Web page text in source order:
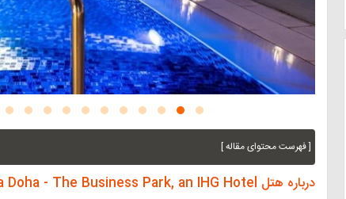
[ فهرست محتوای مقاله ]
درباره هتل Crowne Plaza Doha - The Business Park, an IHG Hotel